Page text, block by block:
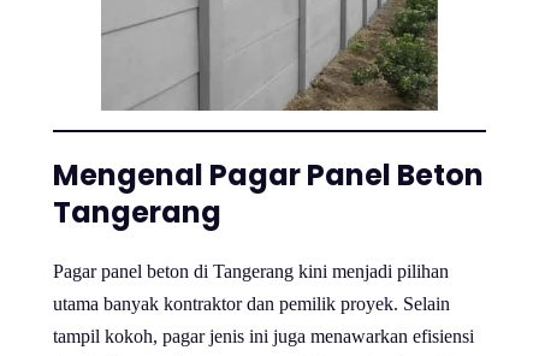
Mengenal Pagar Panel Beton
Tangerang
Pagar panel beton di Tangerang kini menjadi pilihan
utama banyak kontraktor dan pemilik proyek. Selain
tampil kokoh, pagar jenis ini juga menawarkan efisiensi